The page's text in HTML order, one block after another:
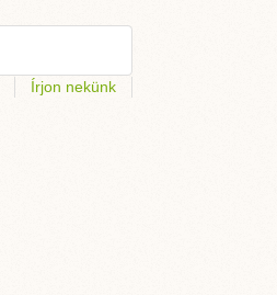
Írjon nekünk